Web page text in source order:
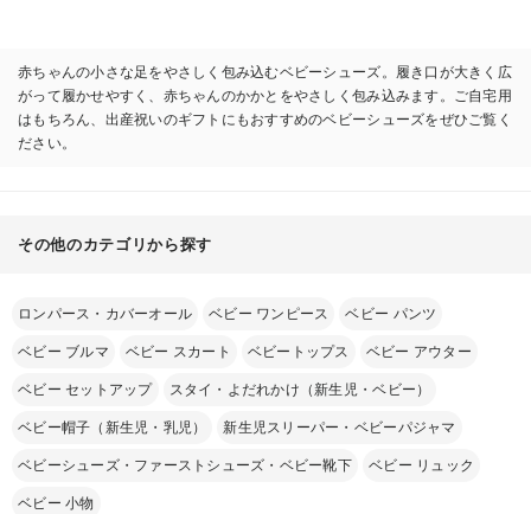
赤ちゃんの小さな足をやさしく包み込むベビーシューズ。履き口が大きく広
がって履かせやすく、赤ちゃんのかかとをやさしく包み込みます。ご自宅用
はもちろん、出産祝いのギフトにもおすすめのベビーシューズをぜひご覧く
ださい。
その他のカテゴリから探す
ロンパース・カバーオール ベビー ワンピース ベビー パンツ
ベビー ブルマ ベビー スカート ベビートップス ベビー アウター
ベビー セットアップ スタイ・よだれかけ（新生児・ベビー）
ベビー帽子（新生児・乳児） 新生児スリーパー・ベビーパジャマ
ベビーシューズ・ファーストシューズ・ベビー靴下 ベビー リュック
ベビー 小物